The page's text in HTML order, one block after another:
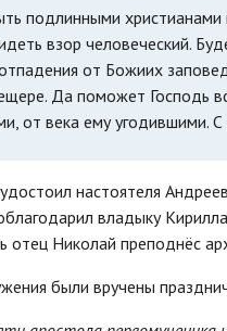
подлинными
взор человеческий.
от Божиих
Да поможет Господь
от века ему угодившими.
настоятеля
владыку
отец Николай преподнёс
были вручены